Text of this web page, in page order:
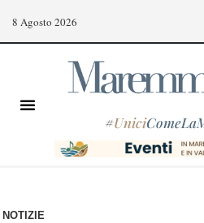
8 Agosto 2026
#Unici
NOTIZIE